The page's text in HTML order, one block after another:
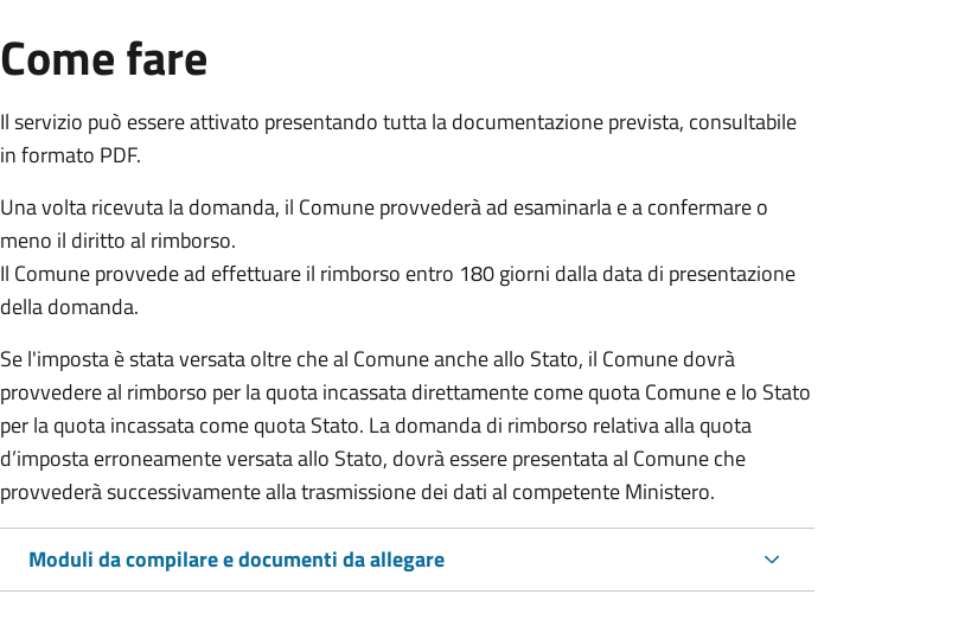
Come fare
Il servizio può essere attivato presentando tutta la documentazione prevista, consultabile
in formato PDF.
Una volta ricevuta la domanda, il Comune provvederà ad esaminarla e a confermare o
meno il diritto al rimborso.
Il Comune provvede ad effettuare il rimborso entro 180 giorni dalla data di presentazione
della domanda.
Se l'imposta è stata versata oltre che al Comune anche allo Stato, il Comune dovrà
provvedere al rimborso per la quota incassata direttamente come quota Comune e lo Stato
per la quota incassata come quota Stato. La domanda di rimborso relativa alla quota
d’imposta erroneamente versata allo Stato, dovrà essere presentata al Comune che
provvederà successivamente alla trasmissione dei dati al competente Ministero.
Moduli da compilare e documenti da allegare